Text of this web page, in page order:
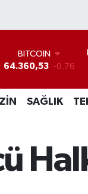
BITCOIN
64.360,53 -0.76
47,7069 0.17
EURO
GRAM ALTIN
6574.81
1.44
SAĞLIK